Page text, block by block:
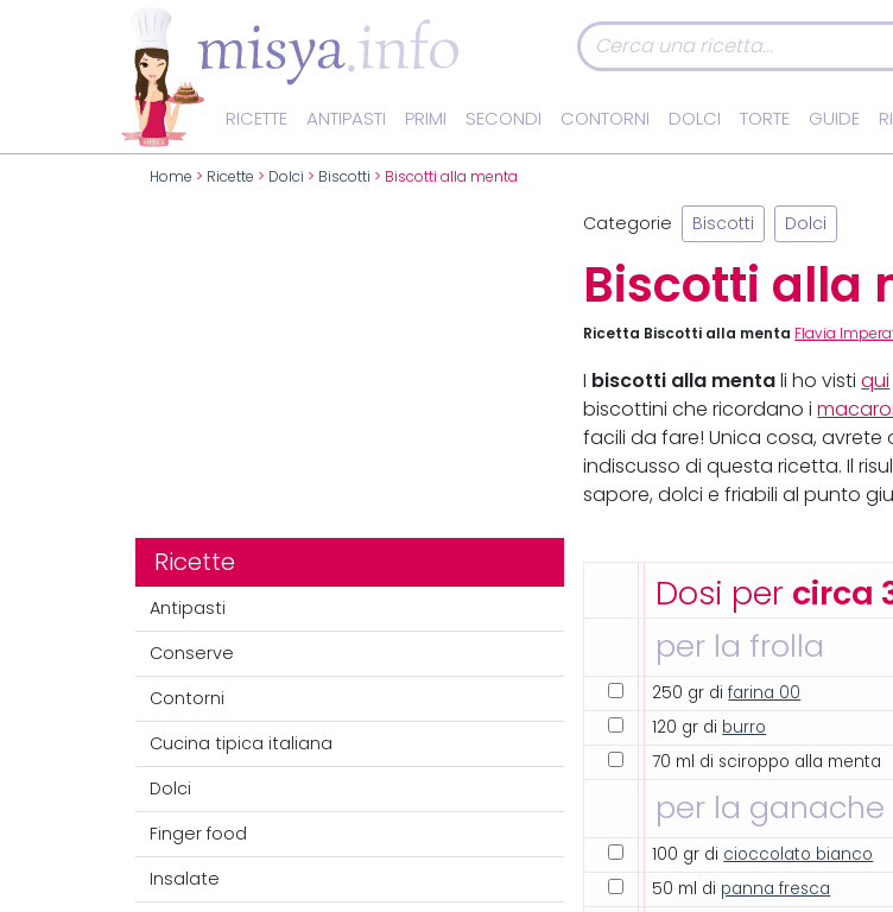
RICETTE ANTIPASTI PRIMI SECONDI CONTORNI DOLCI TORTE GUIDE
Home > Ricette > Dolci > Biscotti > Biscotti alla menta
Ricette
Antipasti
Conserve
Contorni
Cucina tipica italiana
Dolci
Finger food
Insalate
Categorie Biscotti Dolci
Biscotti alla
Ricetta Biscotti alla menta Flavia
I biscotti alla menta li ho vistiqui
biscottini che ricordano i
facili da fare! Unica cosa,
indiscusso di questa ricetta. Il
sapore, dolci e friabili al punto
Dosi per circa
per la frolla
250 gr difarina 00
120 gr di burro
70 ml di sciroppo alla menta
per la ganache
100 gr di cioccolato bianco
50 ml di panna fresca